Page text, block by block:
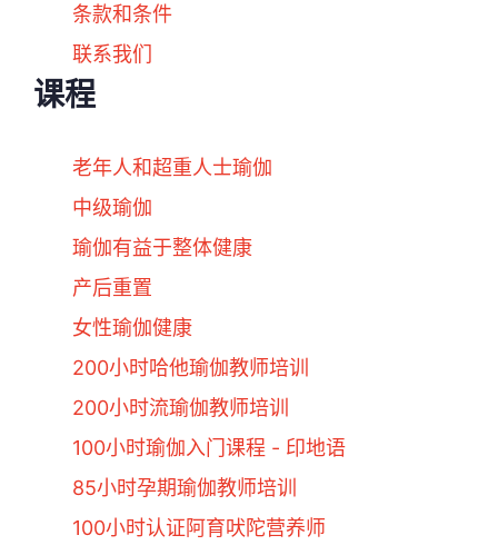
条款和条件
联系我们
课程
老年人和超重人士瑜伽
中级瑜伽
瑜伽有益于整体健康
产后重置
女性瑜伽健康
200小时哈他瑜伽教师培训
200小时流瑜伽教师培训
100小时瑜伽入门课程 - 印地语
85小时孕期瑜伽教师培训
100小时认证阿育吠陀营养师